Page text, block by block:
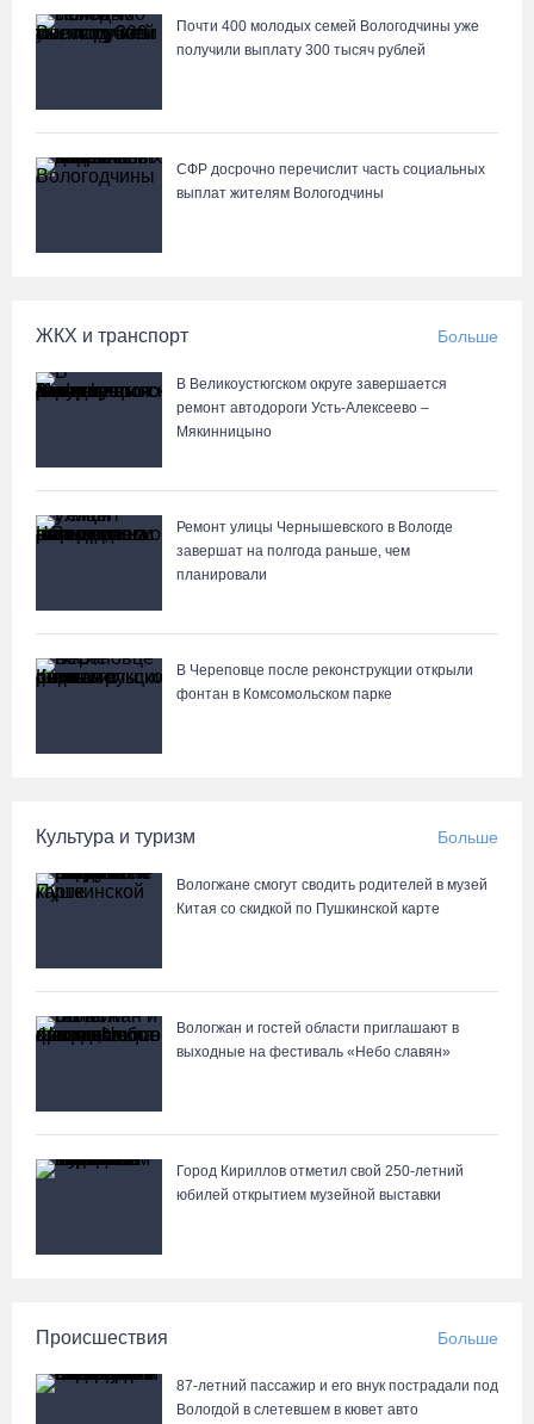
06.08.26 / 18:44
В Вологде начали ремонтировать улицу Петрозаводскую
Выборы-2026: кому отдает победу поквартирный опрос
06.08.26 / 17:18
06.08.26 / 17:10
122 школьника из Алчевска прибыли на «Территорию
талантов» в Вологодской области
В Тотемском округе построили три дома для работников села
06.08.26 / 16:12
06.08.26 / 15:42
Почти 400 молодых семей Вологодчины уже
получили выплату 300 тысяч рублей
СФР досрочно перечислит часть социальных
выплат жителям Вологодчины
ЖКХ и транспорт Больше
В Великоустюгском округе завершается
ремонт автодороги Усть-Алексеево –
Мякинницыно
Ремонт улицы Чернышевского в Вологде
завершат на полгода раньше, чем
планировали
В Череповце после реконструкции открыли
фонтан в Комсомольском парке
Культура и туризм Больше
Вологжане смогут сводить родителей в музей
Китая со скидкой по Пушкинской карте
Вологжан и гостей области приглашают в
выходные на фестиваль «Небо славян»
Город Кириллов отметил свой 250-летний
юбилей открытием музейной выставки
Происшествия Больше
87-летний пассажир и его внук пострадали под
Вологдой в слетевшем в кювет авто